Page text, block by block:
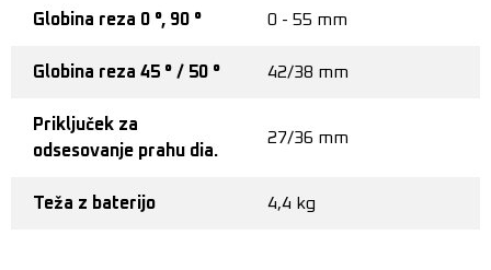
Globina reza 0 °, 90 ° 0 - 55 mm
Globina reza 45 ° / 50 ° 42/38 mm
Priključek za
odsesovanje prahu dia.
27/36 mm
Teža z baterijo 4,4 kg